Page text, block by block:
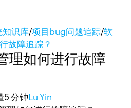
知识库/项目bug问题追踪/软
故障追踪？
理如何进行故障
5 分钟 Lu Yin